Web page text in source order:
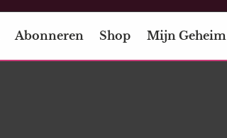
Abonneren Shop Mijn Geheim